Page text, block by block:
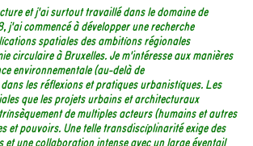
et j'ai surtout travaillé dans le domaine de
commencé à développer une recherche
spatiales des ambitions régionales
circulaire à Bruxelles. Je m'intéresse aux manières
environnementale (au-delà de
les réflexions et pratiques urbanistiques. Les
que les projets urbains et architecturaux
de multiples acteurs (humains et autres
et pouvoirs. Une telle transdisciplinarité exige des
et une collaboration intense avec un large éventail